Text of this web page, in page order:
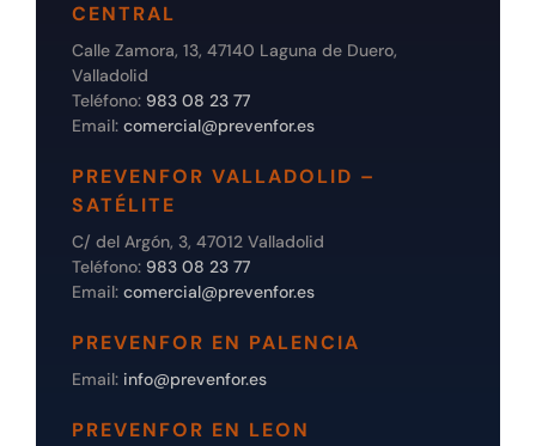
CENTRAL
Calle Zamora, 13, 47140 Laguna de Duero,
Valladolid
Teléfono: 983 08 23 77
Email: comercial@prevenfor.es
PREVENFOR VALLADOLID –
SATÉLITE
C/ del Argón, 3, 47012 Valladolid
Teléfono: 983 08 23 77
Email: comercial@prevenfor.es
PREVENFOR EN PALENCIA
Email: info@prevenfor.es
PREVENFOR EN LEON